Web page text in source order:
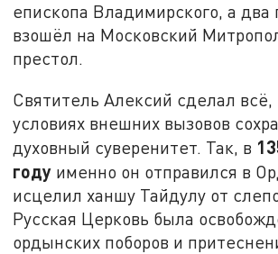
епископа Владимирского, а два
взошёл на Московский
престол.
Святитель Алексий сделал всё,
условиях внешних вызовов
духовный суверенитет. Так, в
году именно он отправился в
исцелил ханшу Тайдулу от
Русская Церковь была
ордынских поборов и